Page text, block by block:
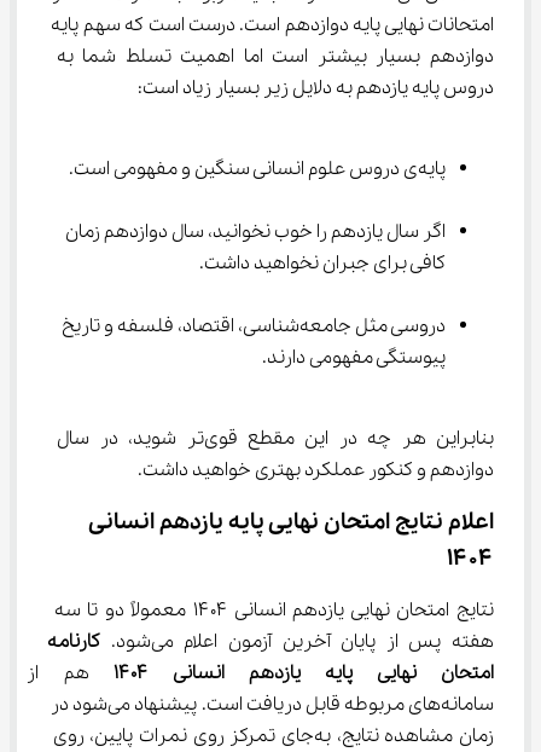
امتحانات نهایی پایه دوازدهم است. درست است که سهم پایه
دوازدهم بسیار بیشتر است اما اهمیت تسلط شما به
دروس پایه یازدهم به دلایل زیر بسیار زیاد است:
پایه‌ی دروس علوم انسانی سنگین و مفهومی است.
اگر سال یازدهم را خوب نخوانید، سال دوازدهم زمان
کافی برای جبران نخواهید داشت.
دروسی مثل جامعه‌شناسی، اقتصاد، فلسفه و تاریخ
پیوستگی مفهومی دارند.
بنابراین هر چه در این مقطع قوی‌تر شوید، در سال
دوازدهم و کنکور عملکرد بهتری خواهید داشت.
اعلام نتایج امتحان نهایی پایه یازدهم انسانی
۱۴۰۴
نتایج امتحان نهایی یازدهم انسانی ۱۴۰۴ معمولاً دو تا سه
هفته پس از پایان آخرین آزمون اعلام می‌شود.
کارنامه
امتحان نهایی پایه یازدهم انسانی ۱۴۰۴ هم از
سامانه‌های مربوطه قابل دریافت است. پیشنهاد می‌شود در
زمان مشاهده نتایج، به‌جای تمرکز روی نمرات پایین، روی